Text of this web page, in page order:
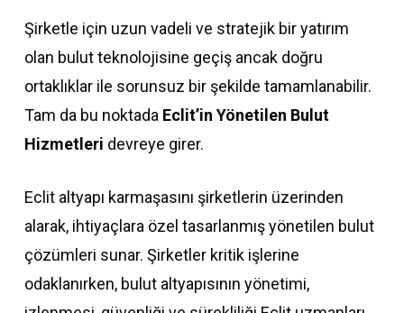
Şirketle için uzun vadeli ve stratejik bir yatırım
olan bulut teknolojisine geçiş ancak doğru
ortaklıklar ile sorunsuz bir şekilde tamamlanabilir.
Tam da bu noktada Eclit’in Yönetilen Bulut
Hizmetleri devreye girer.
Eclit altyapı karmaşasını şirketlerin üzerinden
alarak, ihtiyaçlara özel tasarlanmış yönetilen bulut
çözümleri sunar. Şirketler kritik işlerine
odaklanırken, bulut altyapısının yönetimi,